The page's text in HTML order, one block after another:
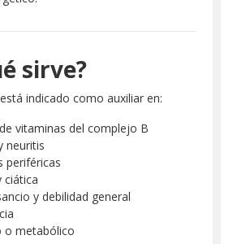
sirve?
indicado como auxiliar en:
vitaminas del complejo B
neuritis
periféricas
ciática
y debilidad general
o metabólico